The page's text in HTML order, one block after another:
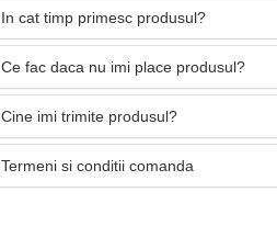
In cat timp primesc produsul?
Ce fac daca nu imi place produsul?
Cine imi trimite produsul?
Termeni si conditii comanda